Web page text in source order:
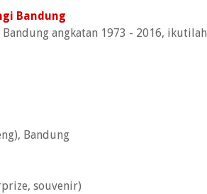
Bandung
angkatan 1973 - 2016, ikutilah
Bandung
souvenir)